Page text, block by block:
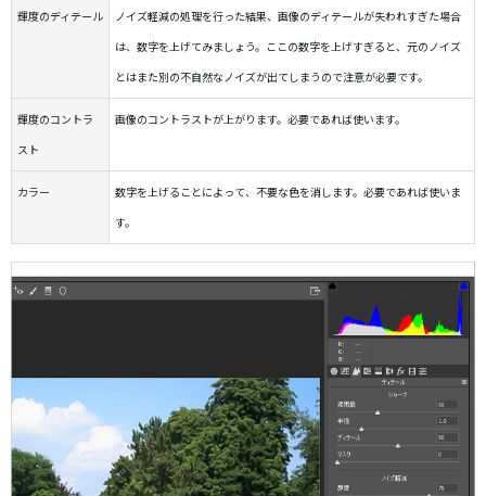
輝度のディテール
ノイズ軽減の処理を行った結果、画像のディテールが失われすぎた場合
は、数字を上げてみましょう。ここの数字を上げすぎると、元のノイズ
とはまた別の不自然なノイズが出てしまうので注意が必要です。
輝度のコントラ
スト
画像のコントラストが上がります。必要であれば使います。
カラー
数字を上げることによって、不要な色を消します。必要であれば使いま
す。